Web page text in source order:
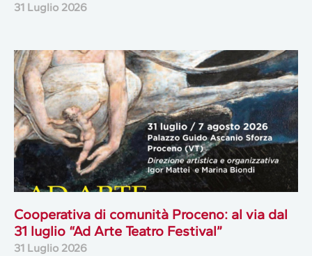
31 Luglio 2026
Cooperativa di comunità Proceno: al via dal
31 luglio “Ad Arte Teatro Festival”
31 Luglio 2026